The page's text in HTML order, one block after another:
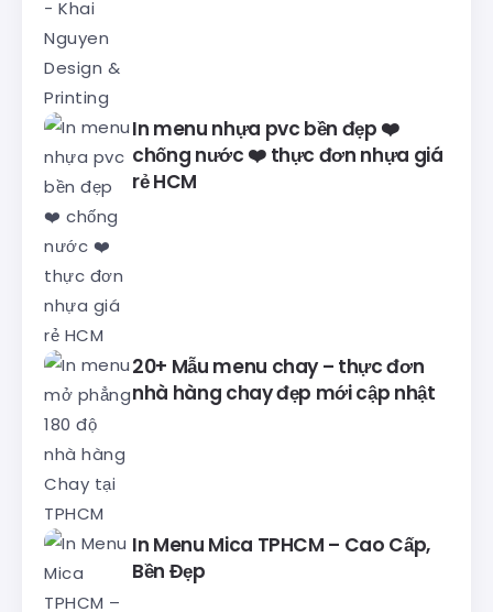
In menu nhựa pvc bền đẹp ❤️
chống nước ❤️ thực đơn nhựa giá
rẻ HCM
20+ Mẫu menu chay – thực đơn
nhà hàng chay đẹp mới cập nhật
In Menu Mica TPHCM – Cao Cấp,
Bền Đẹp